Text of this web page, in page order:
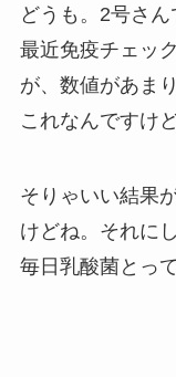
どうも。2号さん
最近免疫チェッ
が、数値があま
これなんですけど
そりゃいい結果
けどね。それに
毎日乳酸菌とっ